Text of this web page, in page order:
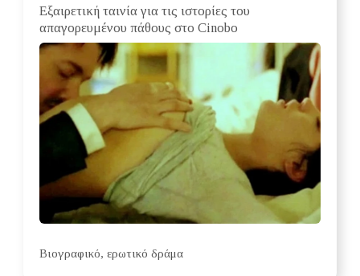
Εξαιρετική ταινία για τις ιστορίες του
απαγορευμένου πάθους στο Cinobo
Bιογραφικό, ερωτικό δράμα